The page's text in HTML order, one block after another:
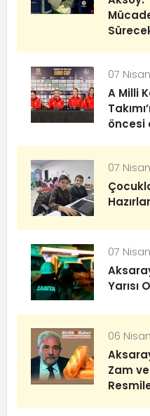
07
A Milli
öncesi
07
07
Yarısı
06
Zam